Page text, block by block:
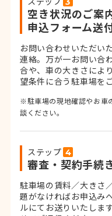
空き状況のご案
申込フォーム送
お問い合わせいただい
連絡。 万が一お問い合
合や、車の大きさによ
望条件に合う駐車場を
※駐車場の現地確認やお車
談ください。
ステップ
審査・契約手続
駐車場の賃料／大きさ
題がなければお申込み
ルにてお送りいたしま